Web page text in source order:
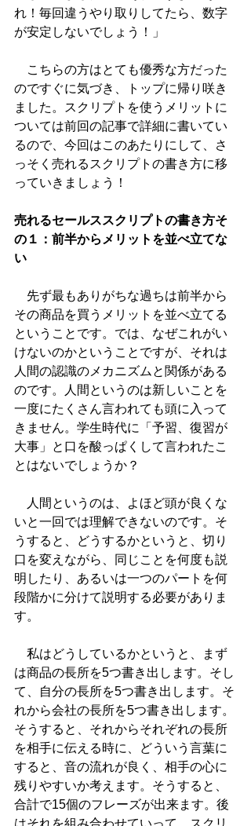
れ！毎回違うやり取りしてたら、数字
が安定しないでしょう！」
こちらの方はとても優秀な方だった
のですぐに気づき、トップに帰り咲き
ました。スクリプトを使うメリットに
ついては前回の記事で詳細に書いてい
るので、今回はこのあたりにして、さ
っそく売れるスクリプトの書き方に移
っていきましょう！
売れるセールススクリプトの書き方そ
の１：前半からメリットを並べ立てな
い
先ず最もありがちな過ちは前半から
その商品を買うメリットを並べ立てる
ということです。では、なぜこれがい
けないのかということですが、それは
人間の認識のメカニズムと関係がある
のです。人間というのは新しいことを
一度にたくさん言われても頭に入って
きません。学生時代に「予習、復習が
大事」と口を酸っぱくして言われたこ
とはないでしょうか？
人間というのは、よほど頭が良くな
いと一回では理解できないのです。そ
うすると、どうするかというと、切り
口を変えながら、同じことを何度も説
明したり、あるいは一つのパートを何
段階かに分けて説明する必要がありま
す。
私はどうしているかというと、まず
は商品の長所を5つ書き出します。そし
て、自分の長所を5つ書き出します。そ
れから会社の長所を5つ書き出します。
そうすると、それからそれぞれの長所
を相手に伝える時に、どういう言葉に
すると、音の流れが良く、相手の心に
残りやすいか考えます。そうすると、
合計で15個のフレーズが出来ます。後
はそれを組み合わせていって、スクリ